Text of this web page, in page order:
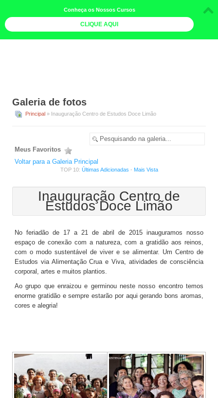
LIVROS
BOLETINS
PÓS-OFICINAS
TV DE BEM COM A NATUREZA
FALE CONOSCO
ASSINE O SITE
Galeria de fotos
Principal » Inauguração Centro de Estudos Doce Limão
Voltar para a Galeria Principal
Meus Favoritos
TOP 10: Últimas Adicionadas - Mais Vista
Inauguração Centro de
Estudos Doce Limão
No feriadão de 17 a 21 de abril de 2015 inauguramos nosso
espaço de conexão com a natureza, com a gratidão aos reinos,
com o modo sustentável de viver e se alimentar. Um Centro de
Estudos via Alimentação Crua e Viva, atividades de consciência
corporal, artes e muitos plantios.
Ao grupo que enraizou e germinou neste nosso encontro temos
enorme gratidão e sempre estarão por aqui gerando bons aromas,
cores e alegria!
Conheça os Nossos Cursos
CLIQUE AQUI